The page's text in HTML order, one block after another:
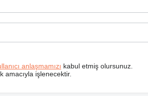
anlaşmamızı kabul etmiş olursunuz.
amacıyla işlenecektir.